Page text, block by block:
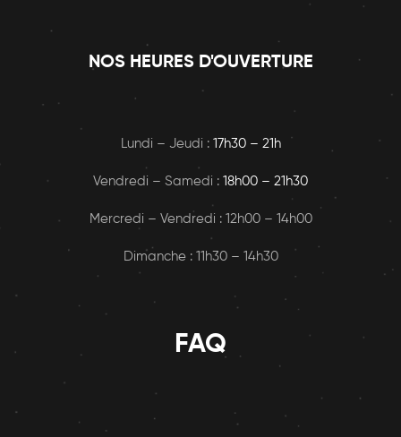
NOS HEURES D'OUVERTURE
Lundi – Jeudi : 17h30 – 21h
Vendredi – Samedi : 18h00 – 21h30
Mercredi – Vendredi : 12h00 – 14h00
Dimanche : 11h30 – 14h30
FAQ